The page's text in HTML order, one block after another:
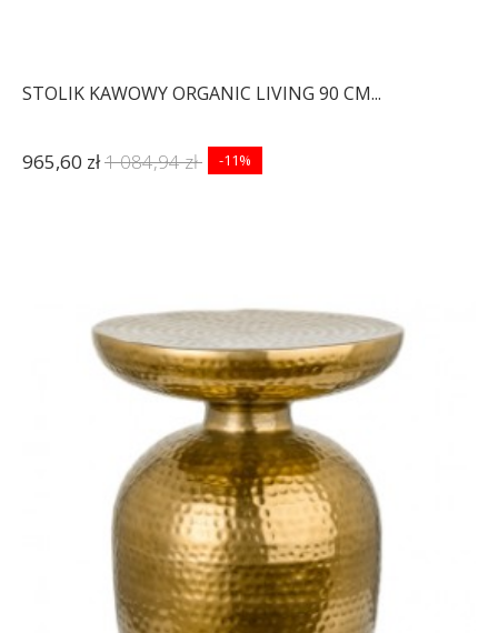
STOLIK KAWOWY ORGANIC LIVING 90 CM...
965,60 zł1 084,94 zł -11%